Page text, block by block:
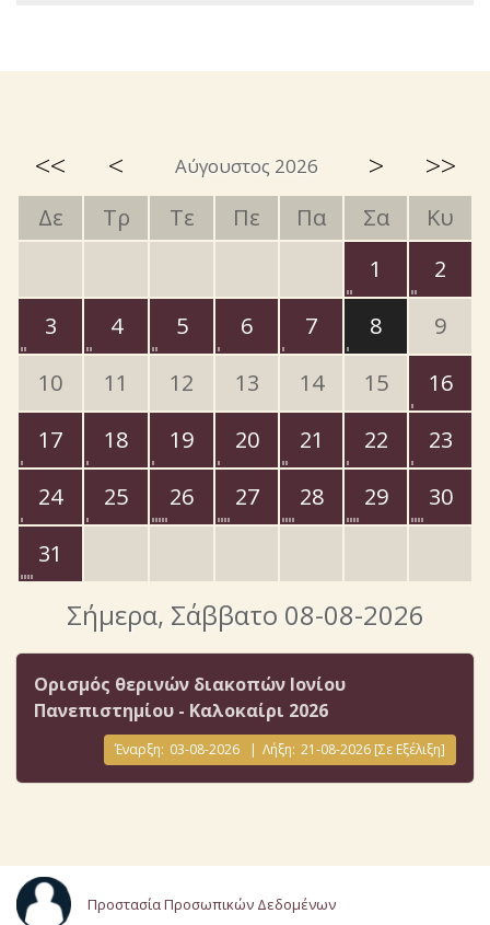
<< < Αύγουστος 2026 > >>
Δε Τρ Τε Πε Πα Σα
Κυ
1
2
3
4 5 6 7 8
9
10
11 12 13 14 15
16
17
18 19 20 21 22
23
24
25 26 27 28 29
30
31
Σήμερα, Σάββατο 08-08-2026
Ορισμός θερινών διακοπών Ιονίου
Πανεπιστημίου - Καλοκαίρι 2026
Έναρξη: 03-08-2026 | Λήξη: 21-08-2026 [Σε Εξέλιξη]
Προστασία Προσωπικών Δεδομένων